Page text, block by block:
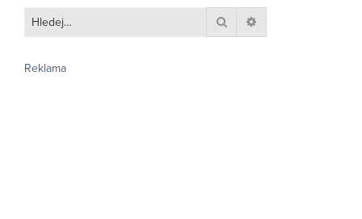
Hledat
Reklama